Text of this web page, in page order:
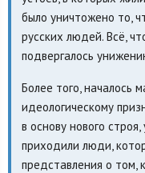
было уничтожено то,
русских людей. Всё,
подвергалось
Более того, началось
идеологическому
в основу нового
приходили люди,
представления о том,